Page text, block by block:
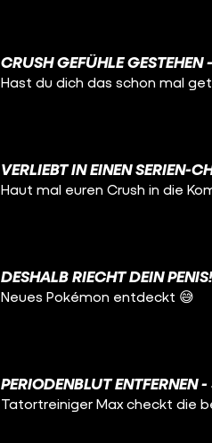
CRUSH GEFÜHLE GESTEHEN
Hast du dich das schon mal
VERLIEBT IN EINEN SERIEN-
Haut mal euren Crush in die
DESHALB RIECHT DEIN
Neues Pokémon entdeckt 😅
PERIODENBLUT ENTFERNEN
Tatortreiniger Max checkt die